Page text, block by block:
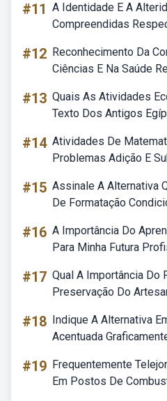
#11 A Identidade E A
Compreendidas
#12 Reconhecimento Da
Ciências E Na Saúde
#13 Quais As Atividades
Texto Dos Antigos
#14 Atividades De
Problemas Adição E
#15 Assinale A Alternativa
De Formatação
#16 A Importância Do
Para Minha Futura
#17 Qual A Importância Do
Preservação Do
#18 Indique A Alternativa
Acentuada
#19 Frequentemente
Em Postos De